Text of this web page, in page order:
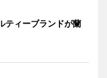
ティーブランドが蘭